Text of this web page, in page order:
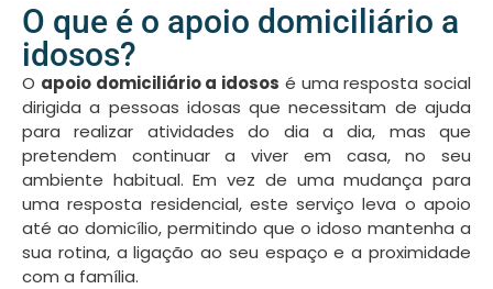
O que é o apoio domiciliário a
idosos?
O apoio domiciliário a idosos é uma resposta social
dirigida a pessoas idosas que necessitam de ajuda
para realizar atividades do dia a dia, mas que
pretendem continuar a viver em casa, no seu
ambiente habitual. Em vez de uma mudança para
uma resposta residencial, este serviço leva o apoio
até ao domicílio, permitindo que o idoso mantenha a
sua rotina, a ligação ao seu espaço e a proximidade
com a família.